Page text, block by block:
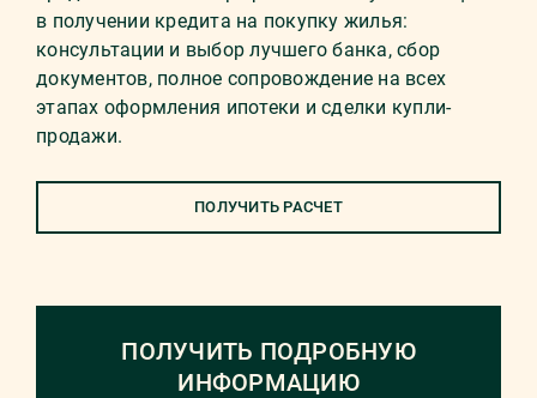
в получении кредита на покупку жилья:
консультации и выбор лучшего банка, сбор
документов, полное сопровождение на всех
этапах оформления ипотеки и сделки купли-
продажи.
ПОЛУЧИТЬ РАСЧЕТ
ПОЛУЧИТЬ ПОДРОБНУЮ
ИНФОРМАЦИЮ